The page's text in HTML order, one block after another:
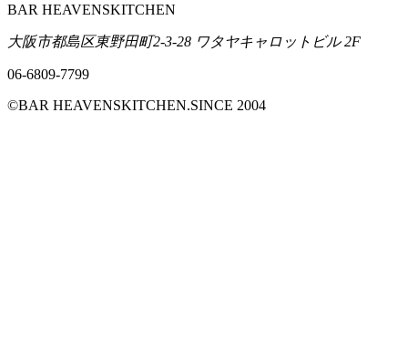
BAR HEAVENSKITCHEN
大阪市都島区東野田町2-3-28 ワタヤキャロットビル 2F
06-6809-7799
©BAR HEAVENSKITCHEN.SINCE 2004